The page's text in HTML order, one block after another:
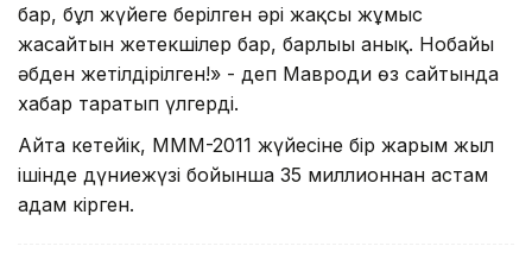
бар, бұл жүйеге берілген әрі жақсы жұмыс
жасайтын жетекшілер бар, барлығы анық. Нобайы
әбден жетілдірілген!» - деп Мавроди өз сайтында
хабар таратып үлгерді.
Айта кетейік, МММ-2011 жүйесіне бір жарым жыл
ішінде дүниежүзі бойынша 35 миллионнан астам
адам кірген.